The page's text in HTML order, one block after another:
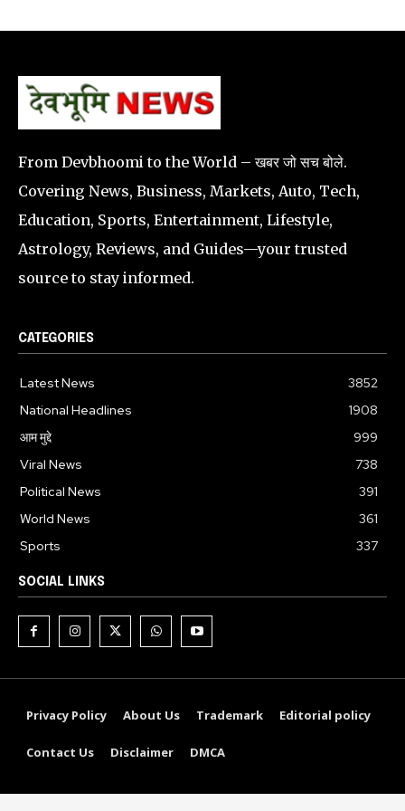
From Devbhoomi to the World – खबर जो सच बोले.
Covering News, Business, Markets, Auto, Tech,
Education, Sports, Entertainment, Lifestyle,
Astrology, Reviews, and Guides—your trusted
source to stay informed.
CATEGORIES
Latest News
3852
National Headlines
1908
आम मुद्दे
999
Viral News
738
Political News
391
World News
361
Sports
337
SOCIAL LINKS
Privacy Policy About Us Trademark Editorial policy
Contact Us Disclaimer DMCA